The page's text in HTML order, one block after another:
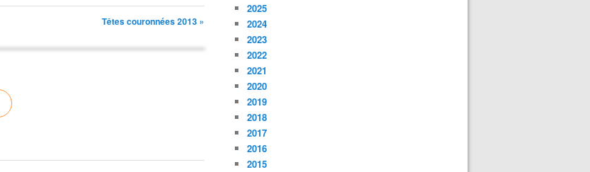
Têtes couronnées 2013 »
2025
2024
2023
2022
2021
2020
2019
2018
2017
2016
2015